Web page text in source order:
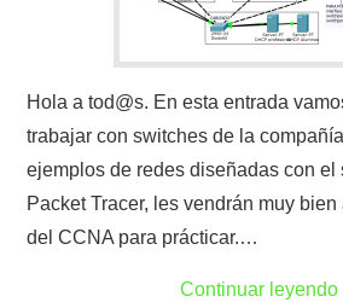
Hola a tod@s. En esta entrada
trabajar con switches de la
ejemplos de redes diseñadas con el
Packet Tracer, les vendrán muy
del CCNA para prácticar.…
Continuar leyendo